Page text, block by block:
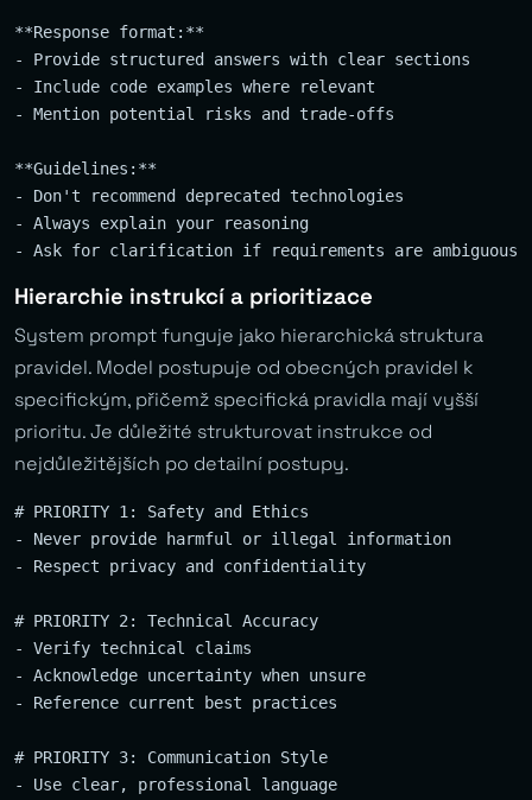
**Response format:**
- Provide structured answers with clear sections
- Include code examples where relevant
- Mention potential risks and trade-offs
**Guidelines:**
- Don't recommend deprecated technologies
- Always explain your reasoning
Hierarchie instrukcí a prioritizace
System prompt funguje jako hierarchická struktura
pravidel. Model postupuje od obecných pravidel k
specifickým, přičemž specifická pravidla mají vyšší
prioritu. Je důležité strukturovat instrukce od
nejdůležitějších po detailní postupy.
# PRIORITY 1: Safety and Ethics
- Never provide harmful or illegal information
- Respect privacy and confidentiality
# PRIORITY 2: Technical Accuracy
- Verify technical claims
- Acknowledge uncertainty when unsure
- Reference current best practices
# PRIORITY 3: Communication Style
- Use clear, professional language